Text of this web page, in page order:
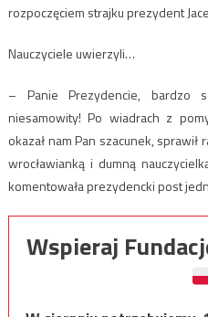
rozpoczęciem strajku prezydent
Nauczyciele uwierzyli…
– Panie Prezydencie, bardzo
niesamowity! Po wiadrach z
okazał nam Pan szacunek, sprawił
wrocławianką i dumną
komentowała prezydencki post
Wspieraj